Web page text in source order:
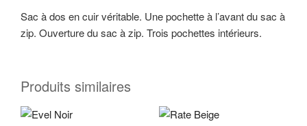
Sac à dos en cuir véritable. Une pochette à l’avant du sac à
zip. Ouverture du sac à zip. Trois pochettes intérieurs.
Produits similaires